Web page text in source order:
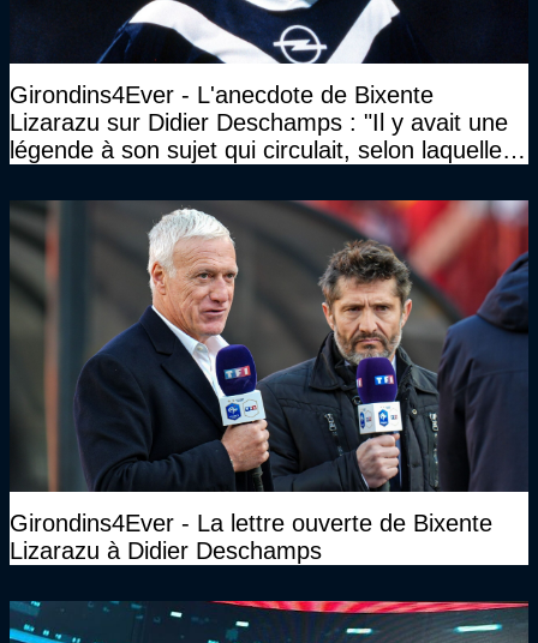
Girondins4Ever - L'anecdote de Bixente
Lizarazu sur Didier Deschamps : "Il y avait une
légende à son sujet qui circulait, selon laquelle il
Girondins4Ever - La lettre ouverte de Bixente
Lizarazu à Didier Deschamps